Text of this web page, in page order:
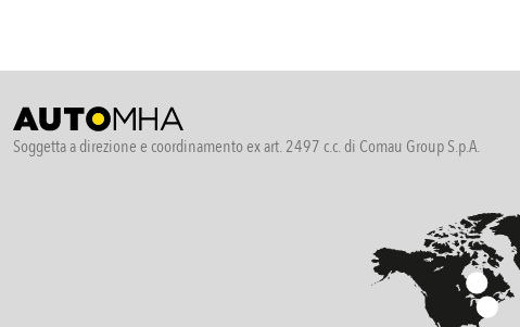
Soggetta a direzione e coordinamento ex art. 2497 c.c. di Comau Group S.p.A.